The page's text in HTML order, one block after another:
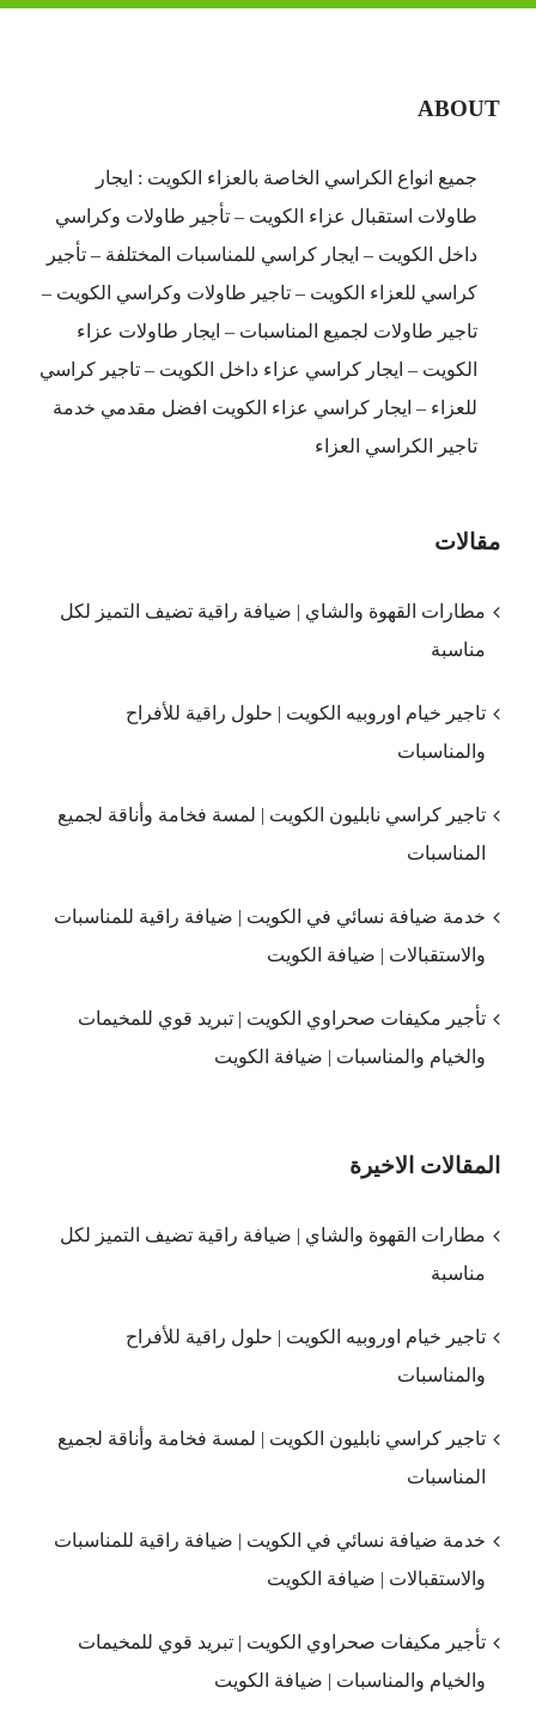
ABOUT
جميع انواع الكراسي الخاصة بالعزاء الكويت : ايجار
طاولات استقبال عزاء الكويت – تأجير طاولات وكراسي
داخل الكويت – ايجار كراسي للمناسبات المختلفة – تأجير
كراسي للعزاء الكويت – تاجير طاولات وكراسي الكويت –
تاجير طاولات لجميع المناسبات – ايجار طاولات عزاء
الكويت – ايجار كراسي عزاء داخل الكويت – تاجير كراسي
للعزاء – ايجار كراسي عزاء الكويت افضل مقدمي خدمة
تاجير الكراسي العزاء
مقالات
مطارات القهوة والشاي | ضيافة راقية تضيف التميز لكل
مناسبة
تاجير خيام اوروبيه الكويت | حلول راقية للأفراح
والمناسبات
تاجير كراسي نابليون الكويت | لمسة فخامة وأناقة لجميع
المناسبات
خدمة ضيافة نسائي في الكويت | ضيافة راقية للمناسبات
والاستقبالات | ضيافة الكويت
تأجير مكيفات صحراوي الكويت | تبريد قوي للمخيمات
والخيام والمناسبات | ضيافة الكويت
المقالات الاخيرة
مطارات القهوة والشاي | ضيافة راقية تضيف التميز لكل
مناسبة
تاجير خيام اوروبيه الكويت | حلول راقية للأفراح
والمناسبات
تاجير كراسي نابليون الكويت | لمسة فخامة وأناقة لجميع
المناسبات
خدمة ضيافة نسائي في الكويت | ضيافة راقية للمناسبات
والاستقبالات | ضيافة الكويت
تأجير مكيفات صحراوي الكويت | تبريد قوي للمخيمات
والخيام والمناسبات | ضيافة الكويت